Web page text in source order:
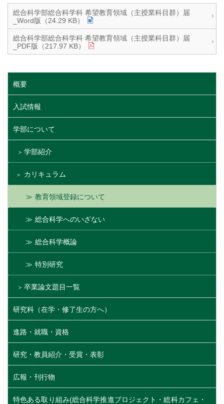
総合科学部総合科学科 希望教育領域（主授業科目群）届
_Word版（24.29 KB）
総合科学部総合科学科 希望教育領域（主授業科目群）届
_PDF版（217.97 KB）
概要
入試情報
学部について
学部紹介
カリキュラム
教育領域登録について
総合科学へのいざない
総合科学概論
特別研究
卒業論文題目一覧
研究科（在学・修了生の方へ）
進路・就職・資格
研究・教員紹介・受賞・表彰
広報・刊行物
特色ある取り組み(総合科学推進プロジェクト・総科カフェ・